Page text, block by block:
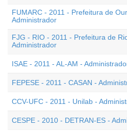
FUMARC - 2011 - Prefeitura de
Administrador
FJG - RIO - 2011 - Prefeitura de
Administrador
ISAE - 2011 - AL-AM -
FEPESE - 2011 - CASAN -
CCV-UFC - 2011 - Unilab -
CESPE - 2010 - DETRAN-ES -